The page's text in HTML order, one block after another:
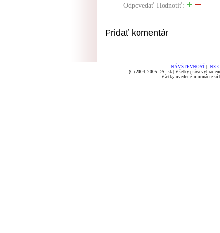
Odpovedať Hodnotiť:
Pridať komentár
NÁVŠTEVNOSŤ
(C) 2004, 2005 DSL.sk | Všetky práva
Všetky uvedené informácie sú